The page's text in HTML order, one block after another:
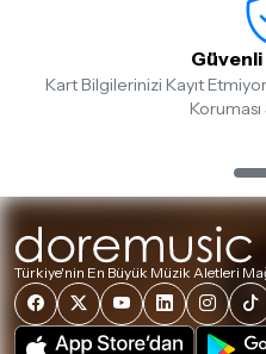
Güvenli
Kart Bilgilerinizi Kayıt
Türkiye'nin En Büyük Müzik Aletleri